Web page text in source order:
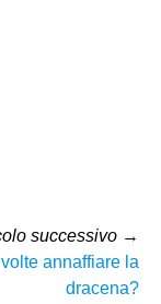
successivo →
annaffiare la
dracena?